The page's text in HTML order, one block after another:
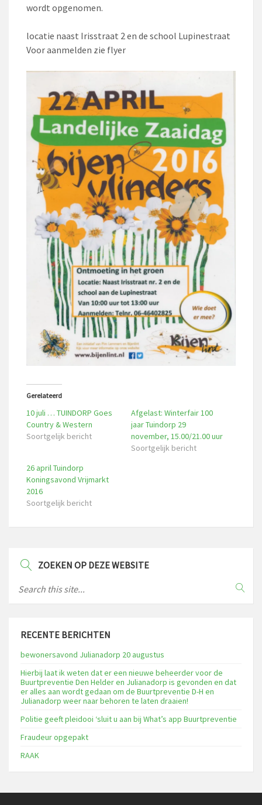
wordt opgenomen.
locatie naast Irisstraat 2 en de school Lupinestraat
Voor aanmelden zie flyer
Gerelateerd
10 juli … TUINDORP Goes
Country & Western
Soortgelijk bericht
Afgelast: Winterfair 100
jaar Tuindorp 29
november, 15.00/21.00 uur
Soortgelijk bericht
26 april Tuindorp
Koningsavond Vrijmarkt
2016
Soortgelijk bericht
ZOEKEN OP DEZE WEBSITE
RECENTE BERICHTEN
bewonersavond Julianadorp 20 augustus
Hierbij laat ik weten dat er een nieuwe beheerder voor de
Buurtpreventie Den Helder en Julianadorp is gevonden en dat
er alles aan wordt gedaan om de Buurtpreventie D-H en
Julianadorp weer naar behoren te laten draaien!
Politie geeft pleidooi ‘sluit u aan bij What’s app Buurtpreventie
Fraudeur opgepakt
RAAK